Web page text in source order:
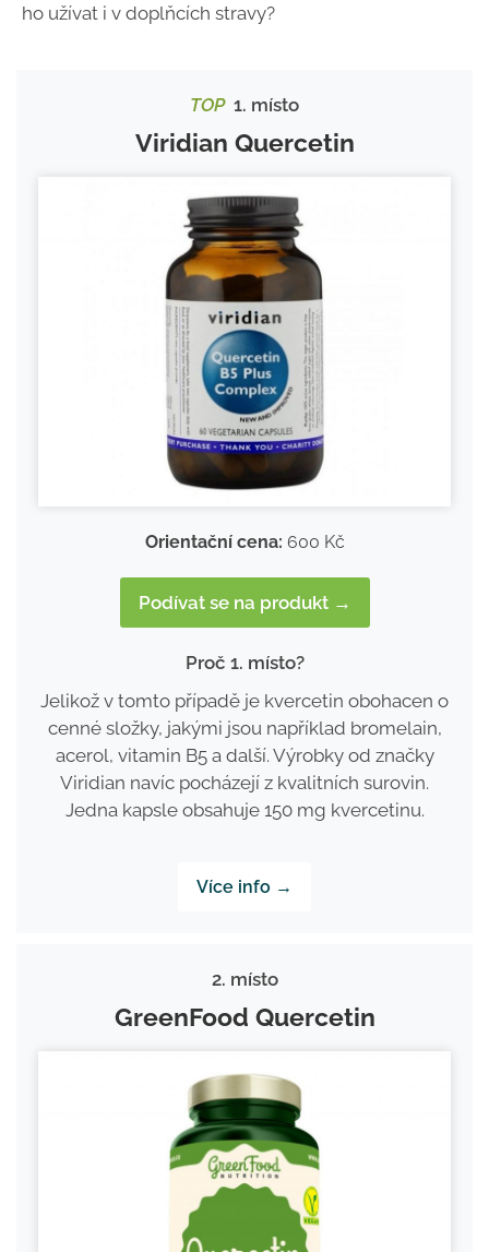
ho užívat i v doplňcích stravy?
TOP1. místo
Viridian Quercetin
Orientační cena: 600 Kč
Podívat se na produkt →
Proč 1. místo?
Jelikož v tomto případě je kvercetin obohacen o
cenné složky, jakými jsou například bromelain,
acerol, vitamin B5 a další. Výrobky od značky
Viridian navíc pocházejí z kvalitních surovin.
Jedna kapsle obsahuje 150 mg kvercetinu.
Více info →
2. místo
GreenFood Quercetin